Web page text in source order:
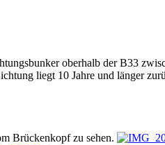
oberhalb der B33
liegt 10 Jahre und länger
Brückenkopf zu sehen.